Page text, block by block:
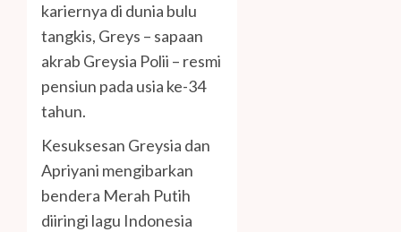
kariernya di dunia bulu
tangkis, Greys – sapaan
akrab Greysia Polii – resmi
pensiun pada usia ke-34
tahun.
Kesuksesan Greysia dan
Apriyani mengibarkan
bendera Merah Putih
diiringi lagu Indonesia